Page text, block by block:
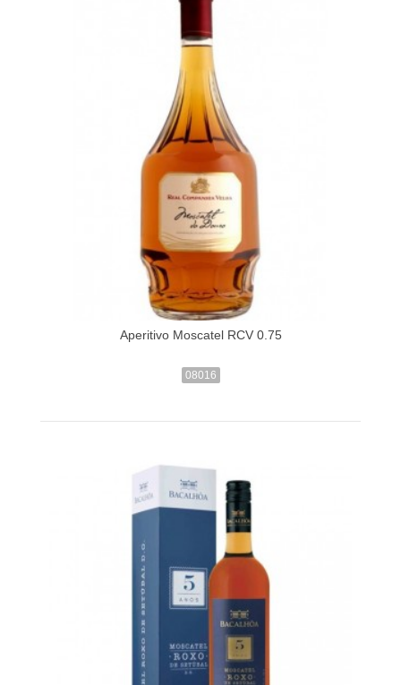
Aperitivo Moscatel RCV 0.75
08016